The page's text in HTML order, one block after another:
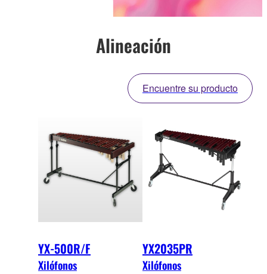
Alineación
Encuentre su producto
YX-500R/F
Xilófonos
YX2035PR
Xilófonos